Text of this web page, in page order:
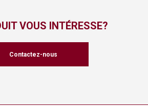
VOUS INTÉRESSE?
Contactez-nous